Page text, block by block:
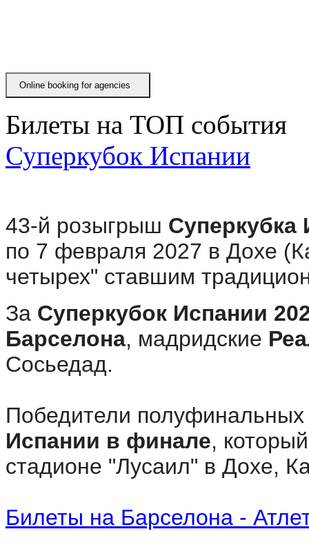
Online booking for agenciesㅤ
Билеты на ТОП события
Суперкубок Испании
43-й розыгрыш Суперкубка
по 7 февраля 2027 в Дохе
четырех" ставшим
За Суперкубок Испании
Барселона, мадридские
Сосьедад.
Победители полуфинальных
Испании в финале,
стадионе "Лусаил" в Дохе,
Билеты на Барселона -